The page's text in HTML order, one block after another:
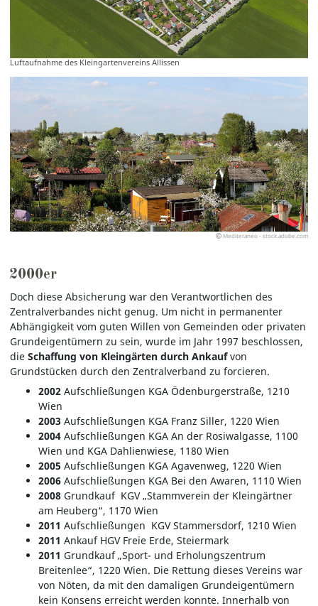
Luftaufnahme des Kleingartenvereins Allissen
Mediteraneo - stock.adobe.com
2000er
Doch diese Absicherung war den Verantwortlichen des
Zentralverbandes nicht genug. Um nicht in permanenter
Abhängigkeit vom guten Willen von Gemeinden oder privaten
Grundeigentümern zu sein, wurde im Jahr 1997 beschlossen,
die Schaffung von Kleingärten durch Ankaufvon
Grundstücken durch den Zentralverband zu forcieren.
2002 Aufschließungen KGA Ödenburgerstraße, 1210
Wien
2003 Aufschließungen KGA Franz Siller, 1220 Wien
2004 Aufschließungen KGA An der Rosiwalgasse, 1100
Wien und KGA Dahlienwiese, 1180 Wien
2005 Aufschließungen KGA Agavenweg, 1220 Wien
2006 Aufschließungen KGA Bei den Awaren, 1110 Wien
2008 Grundkauf KGV „Stammverein der Kleingärtner
am Heuberg“, 1170 Wien
2011 Aufschließungen KGV Stammersdorf, 1210 Wien
2011 Ankauf HGV Freie Erde, Steiermark
2011 Grundkauf „Sport- und Erholungszentrum
Breitenlee“, 1220 Wien. Die Rettung dieses Vereins war
von Nöten, da mit den damaligen Grundeigentümern
kein Konsens erreicht werden konnte. Innerhalb von